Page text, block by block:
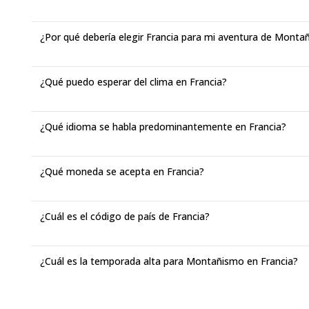
¿Por qué debería elegir Francia para mi aventura de
¿Qué puedo esperar del clima en Francia?
¿Qué idioma se habla predominantemente en Francia?
¿Qué moneda se acepta en Francia?
¿Cuál es el código de país de Francia?
¿Cuál es la temporada alta para Montañismo en Francia?